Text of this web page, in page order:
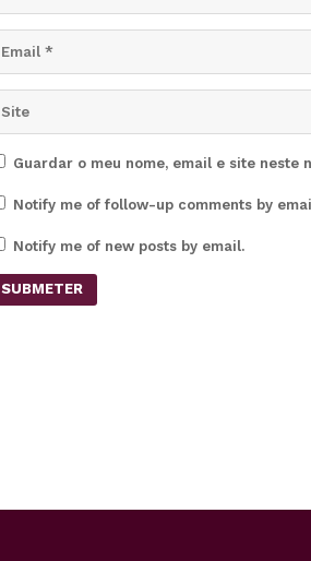
Guardar o meu nome, email e site neste
Notify me of follow-up comments by
Notify me of new posts by email.
SUBMETER